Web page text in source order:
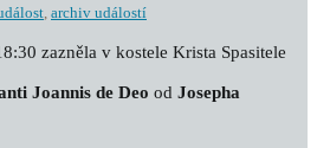
, archiv událostí
zazněla v kostele Krista Spasitele
Joannis de Deo od Josepha